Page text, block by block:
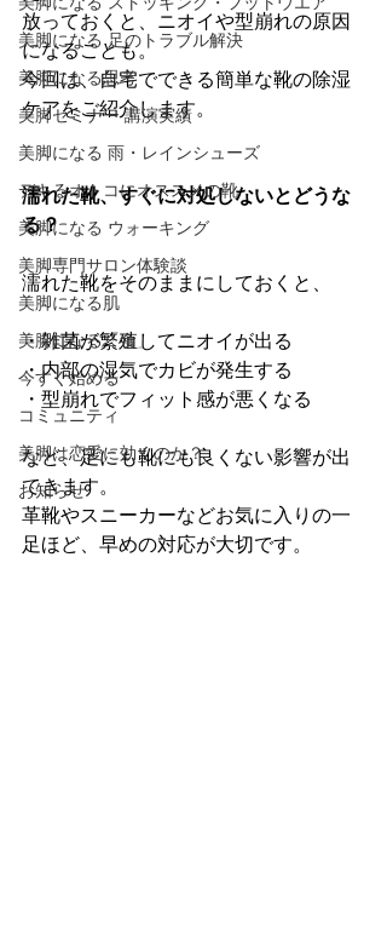
美脚になる 足のトラブル解決
美脚になる思考
美脚セミナー 講演実績
美脚になる 雨・レインシューズ
デキるオトコにオススメの靴
美脚になる ウォーキング
美脚専門サロン体験談
美脚になる肌
美脚になる「食」
今すぐ始める
コミュニティ
美脚は恋愛に効くのか？
お知らせ
放っておくと、ニオイや型崩れの原因
になることも。
今回は、自宅でできる簡単な靴の除湿
ケアをご紹介します。
濡れた靴、すぐに対処しないとどうな
る？
濡れた靴をそのままにしておくと、
・雑菌が繁殖してニオイが出る
・内部の湿気でカビが発生する
・型崩れでフィット感が悪くなる
など、足にも靴にも良くない影響が出
てきます。
革靴やスニーカーなどお気に入りの一
足ほど、早めの対応が大切です。